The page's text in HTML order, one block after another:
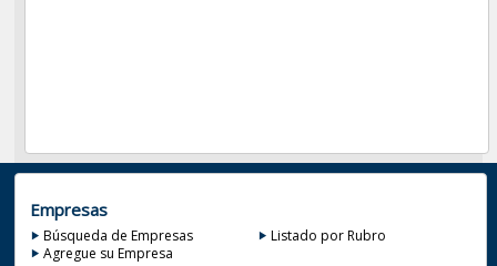
Empresas
Búsqueda de Empresas
Listado por Rubro
Agregue su Empresa